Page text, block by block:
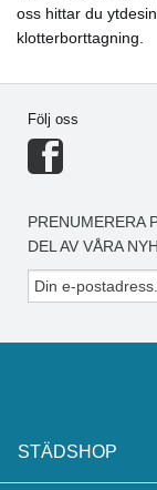
oss hittar du
klotterborttagning.
Följ oss
PRENUMERERA
DEL AV VÅRA
STÄDSHOP